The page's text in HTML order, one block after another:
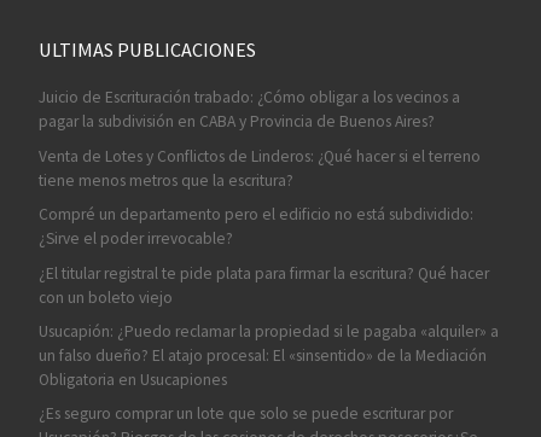
ULTIMAS PUBLICACIONES
Juicio de Escrituración trabado: ¿Cómo obligar a los vecinos a
pagar la subdivisión en CABA y Provincia de Buenos Aires?
Venta de Lotes y Conflictos de Linderos: ¿Qué hacer si el terreno
tiene menos metros que la escritura?
Compré un departamento pero el edificio no está subdividido:
¿Sirve el poder irrevocable?
¿El titular registral te pide plata para firmar la escritura? Qué hacer
con un boleto viejo
Usucapión: ¿Puedo reclamar la propiedad si le pagaba «alquiler» a
un falso dueño? El atajo procesal: El «sinsentido» de la Mediación
Obligatoria en Usucapiones
¿Es seguro comprar un lote que solo se puede escriturar por